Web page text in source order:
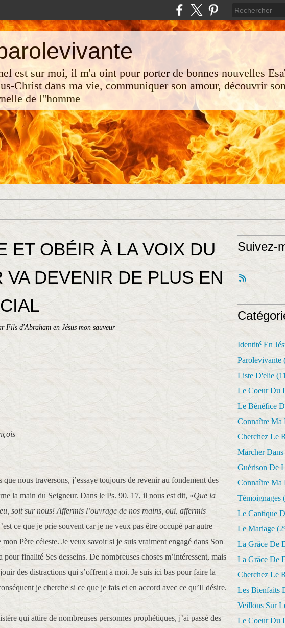
est sur moi, il m'a oint pour porter de bonnes nouvelles
Christ dans ma vie, communiquer son amour, découvrir
de l''homme
ET OBÉIR À LA VOIX DU
VA DEVENIR DE PLUS EN
Fils d'Abraham en Jésus mon sauveur
que nous traversons, j’essaye toujours de revenir au fondement des
la main du Seigneur. Dans le Ps. 90. 17, il nous est dit, «Que la
soit sur nous! Affermis l’ouvrage de nos mains, oui, affermis
ce que je prie souvent car je ne veux pas être occupé par autre
Père céleste. Je veux savoir si je suis vraiment engagé dans Son
finalité Ses desseins. De nombreuses choses m’intéressent, mais
des distractions qui s’offrent à moi. Je suis ici bas pour faire la
je cherche si ce que je fais et en accord avec ce qu’Il désire.
qui attire de nombreuses personnes prophétiques, j’ai passé des
Suivez-
Identité En
Parolevivante
Liste D'elie
Le Coeur Du
Le Bénéfice
Connaître Ma
Cherchez Le
Marcher
Guérison De
Connaître Ma
Témoignages
Le Cantique
Le Mariage
La Grâce De
La Grâce De
Cherchez Le
Les Bienfaits
Veillons Sur
Le Coeur Du